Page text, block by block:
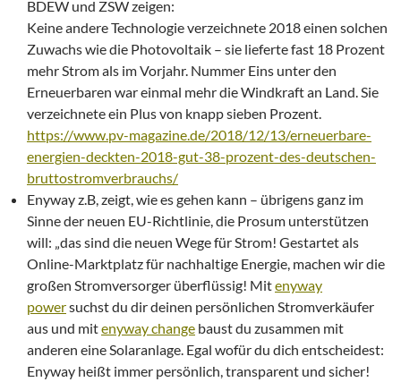
BDEW und ZSW zeigen:
Keine andere Technologie verzeichnete 2018 einen solchen
Zuwachs wie die Photovoltaik – sie lieferte fast 18 Prozent
mehr Strom als im Vorjahr. Nummer Eins unter den
Erneuerbaren war einmal mehr die Windkraft an Land. Sie
verzeichnete ein Plus von knapp sieben Prozent.
https://www.pv-magazine.de/2018/12/13/erneuerbare-
energien-deckten-2018-gut-38-prozent-des-deutschen-
bruttostromverbrauchs/
Enyway z.B, zeigt, wie es gehen kann – übrigens ganz im
Sinne der neuen EU-Richtlinie, die Prosum unterstützen
will: „das sind die neuen Wege für Strom! Gestartet als
Online-Marktplatz für nachhaltige Energie, machen wir die
großen Stromversorger überflüssig! Mitenyway
powersuchst du dir deinen persönlichen Stromverkäufer
aus und mitenyway change baust du zusammen mit
anderen eine Solaranlage. Egal wofür du dich entscheidest:
Enyway heißt immer persönlich, transparent und sicher!